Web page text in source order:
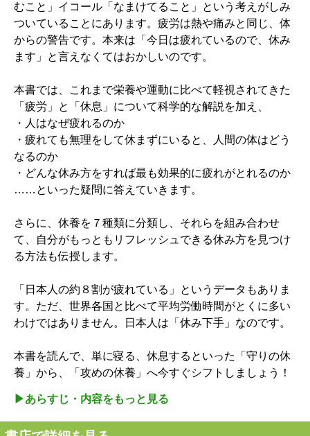
むこと」イコール「なまけてること」という考えがしみ
ついていることにあります。疲労は熱や痛みと同じ、体
からの警告です。本来は「今日は疲れているので、休み
ます」と言えなくてはおかしいのです。
本書では、これまで栄養や運動に比べて軽視されてきた
「疲労」と「休息」について科学的な解説を加え、
・人はなぜ疲れるのか
・疲れても無理をして休まずにいると、人間の体はどう
なるのか
・どんな休み方をすれば最も効果的に疲れがとれるのか
……といった疑問に答えていきます。
さらに、休養を７種類に分類し、それらを組み合わせ
て、自分がもっともリフレッシュできる休み方を見つけ
る方法も伝授します。
「日本人の約８割が疲れている」というデータもありま
す。ただ、世界各国と比べて平均労働時間がとくに多い
わけではありません。日本人は「休み下手」なのです。
本書を読んで、単に寝る、休息するといった「守りの休
養」から、「攻めの休養」へ今すぐシフトしましょう！
▶︎あらすじ・内容をもっと見る